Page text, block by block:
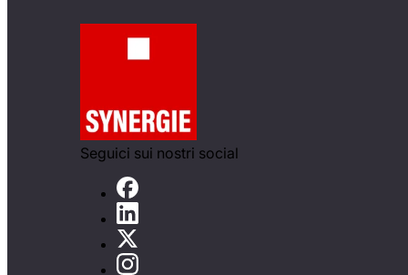
Seguici sui nostri social